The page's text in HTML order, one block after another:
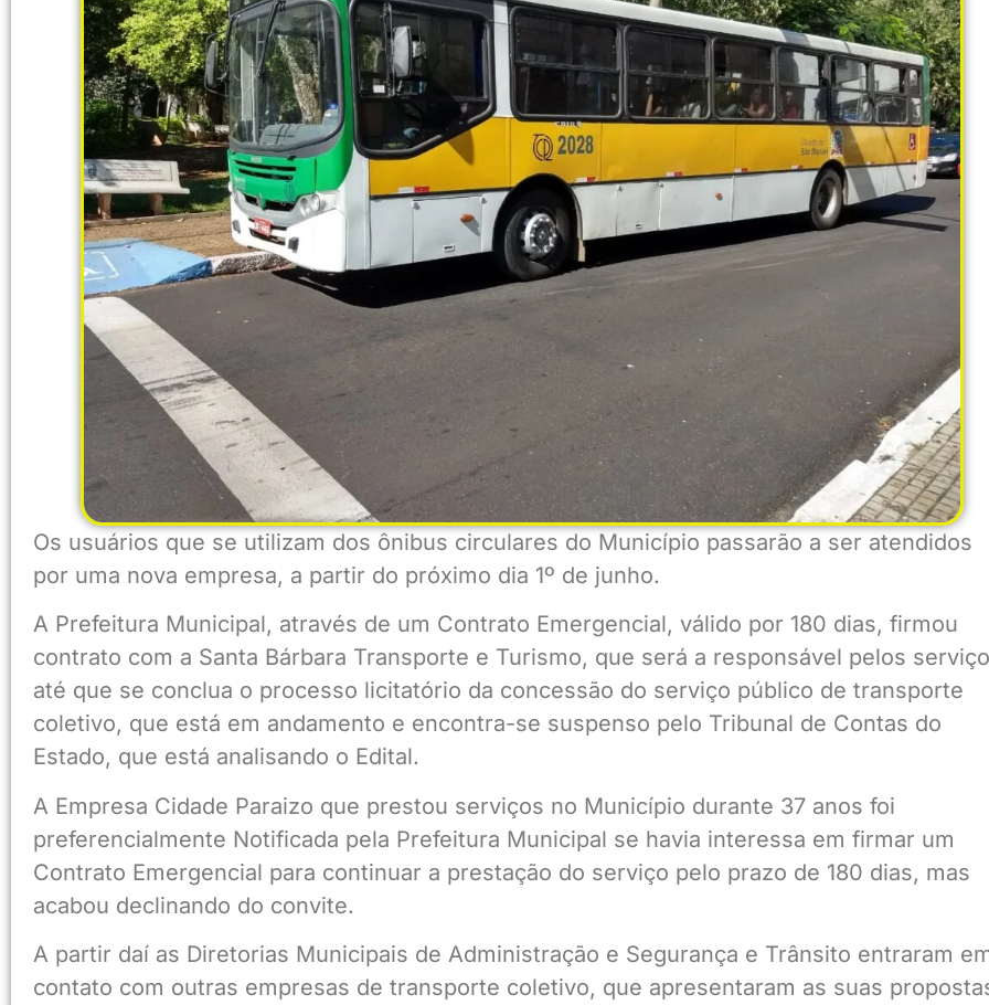
Os usuários que se utilizam dos ônibus circulares do Município passarão a ser atendidos
por uma nova empresa, a partir do próximo dia 1º de junho.
A Prefeitura Municipal, através de um Contrato Emergencial, válido por 180 dias, firmou
contrato com a Santa Bárbara Transporte e Turismo, que será a responsável pelos
até que se conclua o processo licitatório da concessão do serviço público de transporte
coletivo, que está em andamento e encontra-se suspenso pelo Tribunal de Contas do
Estado, que está analisando o Edital.
A Empresa Cidade Paraizo que prestou serviços no Município durante 37 anos foi
preferencialmente Notificada pela Prefeitura Municipal se havia interessa em firmar um
Contrato Emergencial para continuar a prestação do serviço pelo prazo de 180 dias, mas
acabou declinando do convite.
A partir daí as Diretorias Municipais de Administração e Segurança e Trânsito entraram
contato com outras empresas de transporte coletivo, que apresentaram as suas